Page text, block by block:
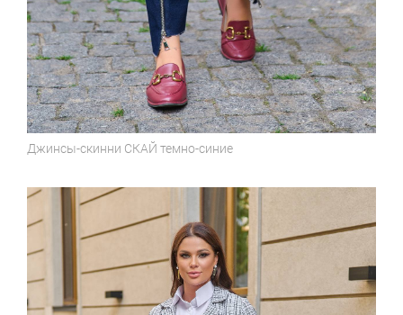
Джинсы-скинни СКАЙ темно-синие